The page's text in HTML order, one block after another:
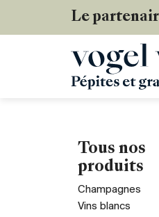
Le
Tous nos
produits
Champagnes
Vins blancs